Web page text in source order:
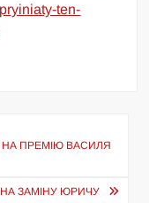
ten-
ПРЕМІЮ ВАСИЛЯ
ЗАМІНУ ЮРИЧУ